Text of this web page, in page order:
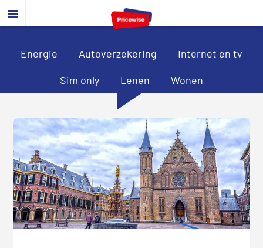
Door
naar
hoofd
Spring
naar
eerste
Spring
naar
voettekst
Energie Autoverzekering Internet en tv
Sim only Lenen Wonen